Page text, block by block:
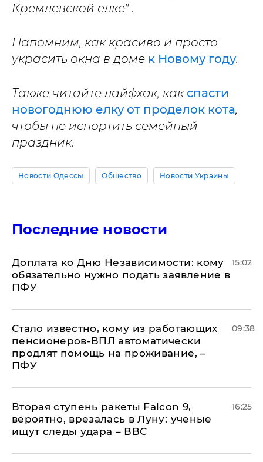
Кремлевской елке" .
Напомним, как красиво и просто
украсить окна в доме к Новому году.
Также читайте лайфхак, как спасти
новогоднюю елку от проделок кота,
чтобы не испортить семейный
праздник.
Новости Одессы Общество Новости Украины
Последние новости
Доплата ко Дню Независимости: кому
обязательно нужно подать заявление в
ПФУ
15:02
Стало известно, кому из работающих
пенсионеров-ВПЛ автоматически
продлят помощь на проживание, –
ПФУ
09:38
Вторая ступень ракеты Falcon 9,
вероятно, врезалась в Луну: ученые
ищут следы удара – ВВС
16:25